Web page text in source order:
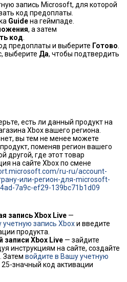
запись Microsoft, для которой
код предоплаты.
Guideна геймпаде.
, а затем
код.
предоплаты и выберите Готово.
выберите Да, чтобы подтвердить
есть ли данный продукт на
Xbox вашего региона.
нет, вы тем не менее можете
поменяв регион вашего
другой, где этот товар
на сайте Xbox по смене
ru-ru/account-
или-регион-для-microsoft-
7a9c-ef29-139bc71b1d09
запись Xbox Live —
запись Xboxи введите
продукта.
записи Xbox Live — зайдите
инструкциям на сайте, создайте
Затем войдите в Вашу учетную
25-значный код активации